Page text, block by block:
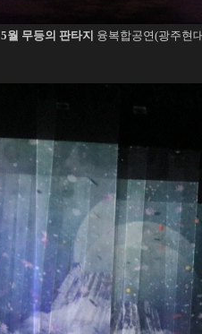
5월 무등의 판타지 융복합공연(광주현